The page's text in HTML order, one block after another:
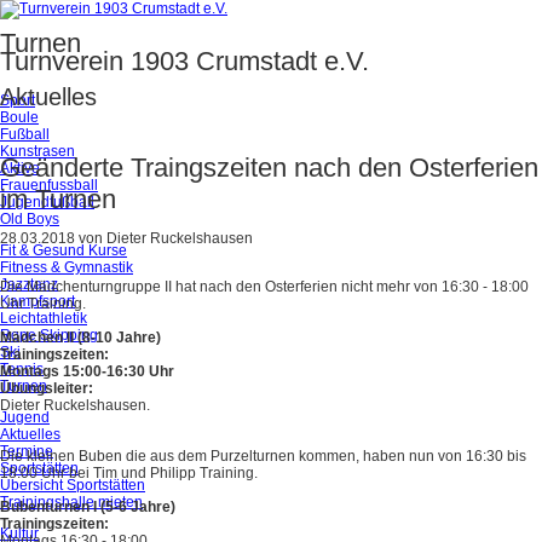
Turnverein 1903 Crumstadt e.V.
Sport
Boule
Fußball
Kunstrasen
Aktive
Frauenfussball
Jugendfußball
Old Boys
Fit & Gesund Kurse
Fitness & Gymnastik
Jazztanz
Kampfsport
Leichtathletik
Rope Skipping
Ski
Tennis
Turnen
Jugend
Aktuelles
Termine
Sportstätten
Übersicht Sportstätten
Trainingshalle mieten
Kultur
Turnen
Aktuelles
Geänderte Traingszeiten nach den Osterferien
im Turnen
28.03.2018 von Dieter Ruckelshausen
Die Mädchenturngruppe II hat nach den Osterferien nicht mehr von 16:30 - 18:00
Uhr Training.
Mädchen II (8-10 Jahre)
Trainingszeiten:
Montags 15:00-16:30 Uhr
Übungsleiter:
Dieter Ruckelshausen.
Die kleinen Buben die aus dem Purzelturnen kommen, haben nun von 16:30 bis
18:00 Uhr bei Tim und Philipp Training.
Bubenturnen I (5-6 Jahre)
Trainingszeiten: